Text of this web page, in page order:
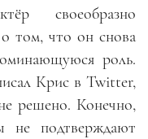
своеобразно
том, что он снова
роль.
Крис в Twitter,
решено. Конечно,
не подтверждают